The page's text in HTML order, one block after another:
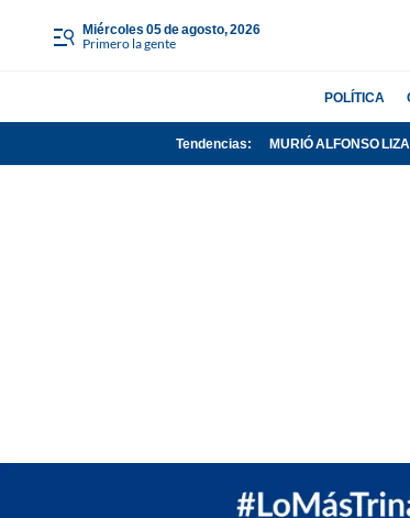
miércoles 05 de agosto, 2026
Primero la gente
POLÍTICA
Tendencias: MURIÓ ALFONSO